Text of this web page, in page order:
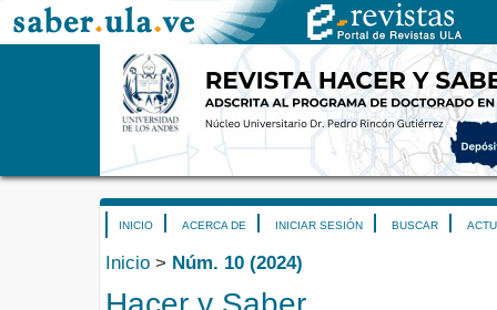
INICIO ACERCA DE INICIAR SESIÓN BUSCAR
Inicio > Núm. 10 (2024)